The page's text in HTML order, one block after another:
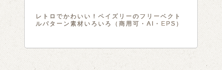
レトロでかわいい！ペイズリーのフリーベクト
ルパターン素材いろいろ（商用可・AI・EPS）